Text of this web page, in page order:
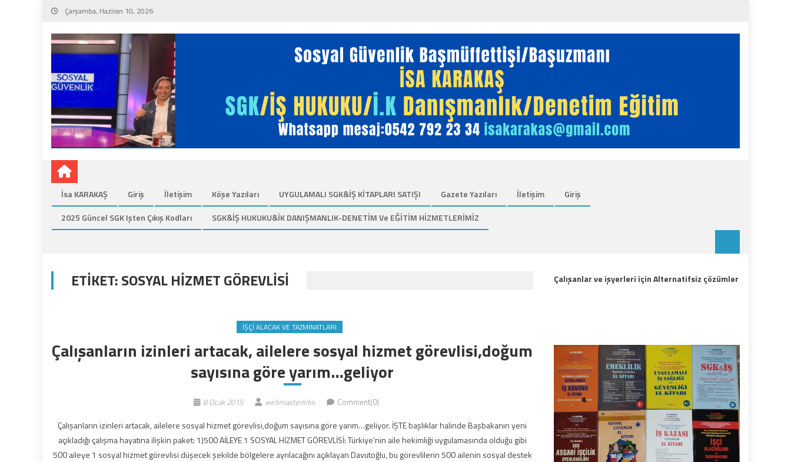
Skip
content
Çarşamba, Haziran 10, 2026
İsa KARAKAŞ Giriş İletişim Köşe Yazıları UYGULAMALI SGK&İŞ KİTAPLARI SATIŞI Gazete Yazıları İletişim
Giriş
2025 Güncel SGK Işten Çıkış Kodları
SGK&İŞ HUKUKU&İK DANIŞMANLIK-DENETİM Ve EĞİTİM HİZMETLERİMİZ
ETIKET:SOSYAL HİZMET GÖREVLİSİ
İŞÇI ALACAK VE TAZMINATLARI
Çalışanların izinleri artacak, ailelere sosyal hizmet görevlisi,doğum
sayısına göre yarım…geliyor
8 Ocak 2015 webmasterkrks Comment(0)
Çalışanların izinleri artacak, ailelere sosyal hizmet görevlisi,doğum sayısına göre yarım…geliyor. İŞTE başlıklar halinde Başbakanın yeni
açıkladığı çalışma hayatına ilişkin paket: 1)500 AİLEYE 1 SOSYAL HİZMET GÖREVLİSİ: Türkiye’nin aile hekimliği uygulamasında olduğu gibi
500 aileye 1 sosyal hizmet görevlisi düşecek şekilde bölgelere ayrılacağını açıklayan Davutoğlu, bu görevlilerin 500 ailenin sosyal destek
Çalışanlar ve işyerleri için Alternatifsiz çözümler